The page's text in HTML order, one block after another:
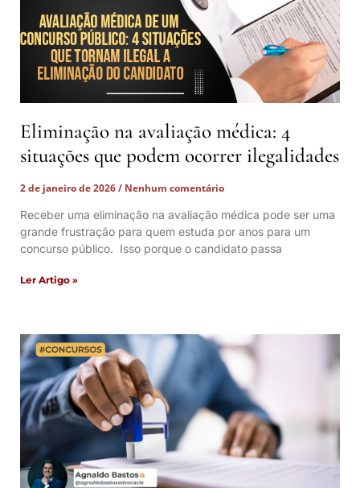
Eliminação na avaliação médica: 4
situações que podem ocorrer ilegalidades
2 de janeiro de 2026
Nenhum comentário
Receber uma eliminação na avaliação médica pode ser uma
grande frustração para quem estuda por anos para um
concurso público. Isso porque o candidato passa
Ler Artigo »